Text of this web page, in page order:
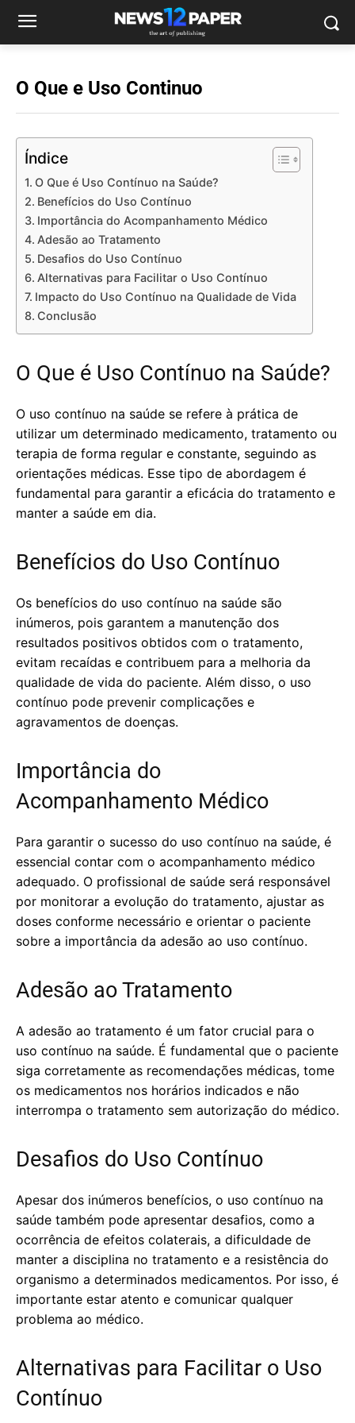
O Que e Uso Continuo
Índice
O Que é Uso Contínuo na Saúde?
Benefícios do Uso Contínuo
Importância do Acompanhamento Médico
Adesão ao Tratamento
Desafios do Uso Contínuo
Alternativas para Facilitar o Uso Contínuo
Impacto do Uso Contínuo na Qualidade de Vida
Conclusão
O Que é Uso Contínuo na Saúde?
O uso contínuo na saúde se refere à prática de
utilizar um determinado medicamento, tratamento ou
terapia de forma regular e constante, seguindo as
orientações médicas. Esse tipo de abordagem é
fundamental para garantir a eficácia do tratamento e
manter a saúde em dia.
Benefícios do Uso Contínuo
Os benefícios do uso contínuo na saúde são
inúmeros, pois garantem a manutenção dos
resultados positivos obtidos com o tratamento,
evitam recaídas e contribuem para a melhoria da
qualidade de vida do paciente. Além disso, o uso
contínuo pode prevenir complicações e
agravamentos de doenças.
Importância do
Acompanhamento Médico
Para garantir o sucesso do uso contínuo na saúde, é
essencial contar com o acompanhamento médico
adequado. O profissional de saúde será responsável
por monitorar a evolução do tratamento, ajustar as
doses conforme necessário e orientar o paciente
sobre a importância da adesão ao uso contínuo.
Adesão ao Tratamento
A adesão ao tratamento é um fator crucial para o
uso contínuo na saúde. É fundamental que o paciente
siga corretamente as recomendações médicas, tome
os medicamentos nos horários indicados e não
interrompa o tratamento sem autorização do médico.
Desafios do Uso Contínuo
Apesar dos inúmeros benefícios, o uso contínuo na
saúde também pode apresentar desafios, como a
ocorrência de efeitos colaterais, a dificuldade de
manter a disciplina no tratamento e a resistência do
organismo a determinados medicamentos. Por isso, é
importante estar atento e comunicar qualquer
problema ao médico.
Alternativas para Facilitar o Uso
Contínuo